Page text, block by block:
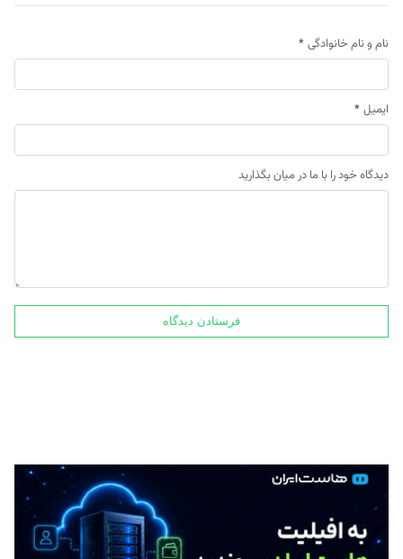
نام و نام خانوادگی *
ایمیل *
دیدگاه خود را با ما در میان بگذارید